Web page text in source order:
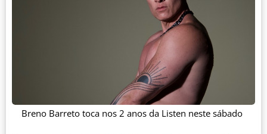
Breno Barreto toca nos 2 anos da Listen neste sábado